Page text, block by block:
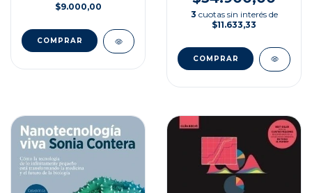
$9.000,00
3 cuotas sin interés de
$11.633,33